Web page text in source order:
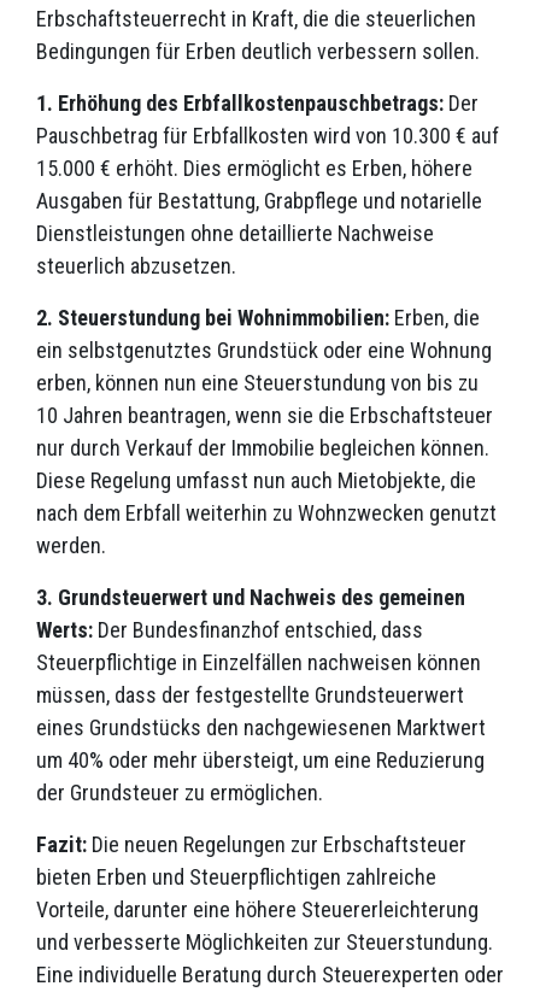
Erbschaftsteuerrecht in Kraft, die die steuerlichen
Bedingungen für Erben deutlich verbessern sollen.
1. Erhöhung des Erbfallkostenpauschbetrags: Der
Pauschbetrag für Erbfallkosten wird von 10.300 € auf
15.000 € erhöht. Dies ermöglicht es Erben, höhere
Ausgaben für Bestattung, Grabpflege und notarielle
Dienstleistungen ohne detaillierte Nachweise
steuerlich abzusetzen.
2. Steuerstundung bei Wohnimmobilien: Erben, die
ein selbstgenutztes Grundstück oder eine Wohnung
erben, können nun eine Steuerstundung von bis zu
10 Jahren beantragen, wenn sie die Erbschaftsteuer
nur durch Verkauf der Immobilie begleichen können.
Diese Regelung umfasst nun auch Mietobjekte, die
nach dem Erbfall weiterhin zu Wohnzwecken genutzt
werden.
3. Grundsteuerwert und Nachweis des gemeinen
Werts: Der Bundesfinanzhof entschied, dass
Steuerpflichtige in Einzelfällen nachweisen können
müssen, dass der festgestellte Grundsteuerwert
eines Grundstücks den nachgewiesenen Marktwert
um 40% oder mehr übersteigt, um eine Reduzierung
der Grundsteuer zu ermöglichen.
Fazit: Die neuen Regelungen zur Erbschaftsteuer
bieten Erben und Steuerpflichtigen zahlreiche
Vorteile, darunter eine höhere Steuererleichterung
und verbesserte Möglichkeiten zur Steuerstundung.
Eine individuelle Beratung durch Steuerexperten oder